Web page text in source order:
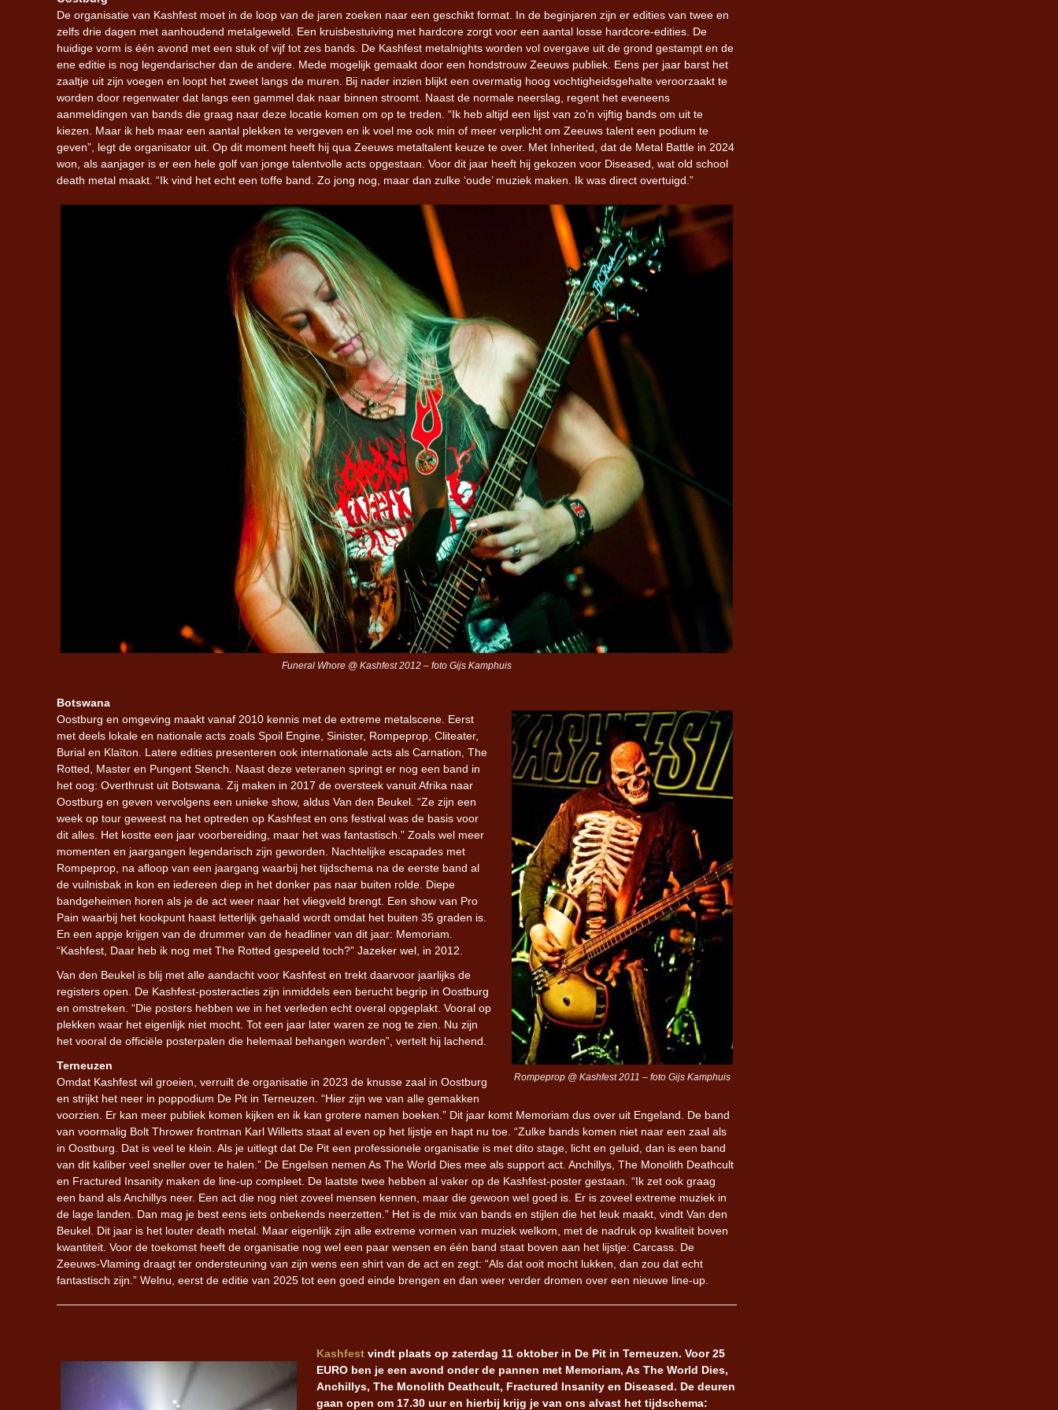
De organisatie van Kashfest moet in de loop van de jaren zoeken naar een geschikt format. In de beginjaren zijn er edities van twee en
zelfs drie dagen met aanhoudend metalgeweld. Een kruisbestuiving met hardcore zorgt voor een aantal losse hardcore-edities. De
huidige vorm is één avond met een stuk of vijf tot zes bands. De Kashfest metalnights worden vol overgave uit de grond gestampt en de
ene editie is nog legendarischer dan de andere. Mede mogelijk gemaakt door een hondstrouw Zeeuws publiek. Eens per jaar barst het
zaaltje uit zijn voegen en loopt het zweet langs de muren. Bij nader inzien blijkt een overmatig hoog vochtigheidsgehalte veroorzaakt te
worden door regenwater dat langs een gammel dak naar binnen stroomt. Naast de normale neerslag, regent het eveneens
aanmeldingen van bands die graag naar deze locatie komen om op te treden. “Ik heb altijd een lijst van zo’n vijftig bands om uit te
kiezen. Maar ik heb maar een aantal plekken te vergeven en ik voel me ook min of meer verplicht om Zeeuws talent een podium te
geven”, legt de organisator uit. Op dit moment heeft hij qua Zeeuws metaltalent keuze te over. Met Inherited, dat de Metal Battle in 2024
won, als aanjager is er een hele golf van jonge talentvolle acts opgestaan. Voor dit jaar heeft hij gekozen voor Diseased, wat old school
death metal maakt. “Ik vind het echt een toffe band. Zo jong nog, maar dan zulke ‘oude’ muziek maken. Ik was direct overtuigd.”
Funeral Whore @ Kashfest 2012 – foto Gijs Kamphuis
Rompeprop @ Kashfest 2011 – foto Gijs Kamphuis
Botswana
Oostburg en omgeving maakt vanaf 2010 kennis met de extreme metalscene. Eerst
met deels lokale en nationale acts zoals Spoil Engine, Sinister, Rompeprop, Cliteater,
Burial en Klaïton. Latere edities presenteren ook internationale acts als Carnation, The
Rotted, Master en Pungent Stench. Naast deze veteranen springt er nog een band in
het oog: Overthrust uit Botswana. Zij maken in 2017 de oversteek vanuit Afrika naar
Oostburg en geven vervolgens een unieke show, aldus Van den Beukel. “Ze zijn een
week op tour geweest na het optreden op Kashfest en ons festival was de basis voor
dit alles. Het kostte een jaar voorbereiding, maar het was fantastisch.” Zoals wel meer
momenten en jaargangen legendarisch zijn geworden. Nachtelijke escapades met
Rompeprop, na afloop van een jaargang waarbij het tijdschema na de eerste band al
de vuilnisbak in kon en iedereen diep in het donker pas naar buiten rolde. Diepe
bandgeheimen horen als je de act weer naar het vliegveld brengt. Een show van Pro
Pain waarbij het kookpunt haast letterlijk gehaald wordt omdat het buiten 35 graden is.
En een appje krijgen van de drummer van de headliner van dit jaar: Memoriam.
“Kashfest, Daar heb ik nog met The Rotted gespeeld toch?” Jazeker wel, in 2012.
Van den Beukel is blij met alle aandacht voor Kashfest en trekt daarvoor jaarlijks de
registers open. De Kashfest-posteracties zijn inmiddels een berucht begrip in Oostburg
en omstreken. “Die posters hebben we in het verleden echt overal opgeplakt. Vooral op
plekken waar het eigenlijk niet mocht. Tot een jaar later waren ze nog te zien. Nu zijn
het vooral de officiële posterpalen die helemaal behangen worden”, vertelt hij lachend.
Terneuzen
Omdat Kashfest wil groeien, verruilt de organisatie in 2023 de knusse zaal in Oostburg
en strijkt het neer in poppodium De Pit in Terneuzen. “Hier zijn we van alle gemakken
voorzien. Er kan meer publiek komen kijken en ik kan grotere namen boeken.” Dit jaar komt Memoriam dus over uit Engeland. De band
van voormalig Bolt Thrower frontman Karl Willetts staat al even op het lijstje en hapt nu toe. “Zulke bands komen niet naar een zaal als
in Oostburg. Dat is veel te klein. Als je uitlegt dat De Pit een professionele organisatie is met dito stage, licht en geluid, dan is een band
van dit kaliber veel sneller over te halen.” De Engelsen nemen As The World Dies mee als support act. Anchillys, The Monolith Deathcult
en Fractured Insanity maken de line-up compleet. De laatste twee hebben al vaker op de Kashfest-poster gestaan. “Ik zet ook graag
een band als Anchillys neer. Een act die nog niet zoveel mensen kennen, maar die gewoon wel goed is. Er is zoveel extreme muziek in
de lage landen. Dan mag je best eens iets onbekends neerzetten.” Het is de mix van bands en stijlen die het leuk maakt, vindt Van den
Beukel. Dit jaar is het louter death metal. Maar eigenlijk zijn alle extreme vormen van muziek welkom, met de nadruk op kwaliteit boven
kwantiteit. Voor de toekomst heeft de organisatie nog wel een paar wensen en één band staat boven aan het lijstje: Carcass. De
Zeeuws-Vlaming draagt ter ondersteuning van zijn wens een shirt van de act en zegt: “Als dat ooit mocht lukken, dan zou dat echt
fantastisch zijn.” Welnu, eerst de editie van 2025 tot een goed einde brengen en dan weer verder dromen over een nieuwe line-up.
Kashfest vindt plaats op zaterdag 11 oktober in De Pit in Terneuzen. Voor 25
EURO ben je een avond onder de pannen met Memoriam, As The World Dies,
Anchillys, The Monolith Deathcult, Fractured Insanity en Diseased. De deuren
gaan open om 17.30 uur en hierbij krijg je van ons alvast het tijdschema: